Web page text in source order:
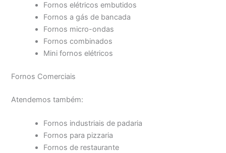
Fornos elétricos embutidos
Fornos a gás de bancada
Fornos micro-ondas
Fornos combinados
Mini fornos elétricos
Fornos Comerciais
Atendemos também:
Fornos industriais de padaria
Fornos para pizzaria
Fornos de restaurante